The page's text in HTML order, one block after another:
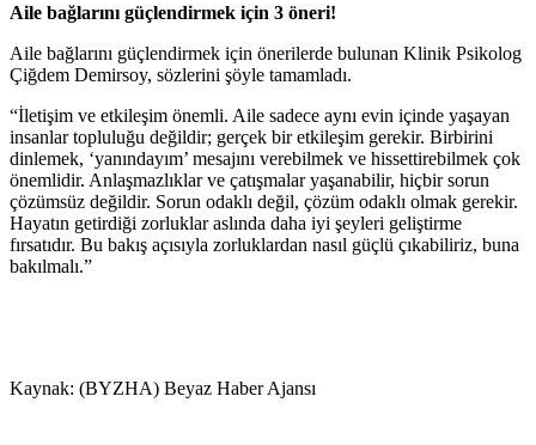
Aile bağlarını güçlendirmek için 3 öneri!
Aile bağlarını güçlendirmek için önerilerde bulunan Klinik Psikolog
Çiğdem Demirsoy, sözlerini şöyle tamamladı.
“İletişim ve etkileşim önemli. Aile sadece aynı evin içinde yaşayan
insanlar topluluğu değildir; gerçek bir etkileşim gerekir. Birbirini
dinlemek, ‘yanındayım’ mesajını verebilmek ve hissettirebilmek çok
önemlidir. Anlaşmazlıklar ve çatışmalar yaşanabilir, hiçbir sorun
çözümsüz değildir. Sorun odaklı değil, çözüm odaklı olmak gerekir.
Hayatın getirdiği zorluklar aslında daha iyi şeyleri geliştirme
fırsatıdır. Bu bakış açısıyla zorluklardan nasıl güçlü çıkabiliriz, buna
bakılmalı.”
Kaynak: (BYZHA) Beyaz Haber Ajansı